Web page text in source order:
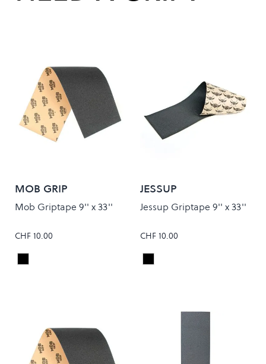
MOB GRIP
Mob Griptape 9'' x 33''
CHF 10.00
Colour
Black
JESSUP
Jessup Griptape 9'' x 33''
CHF 10.00
Colour
Black